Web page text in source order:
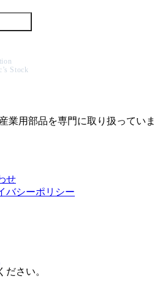
業用部品を専門に取り扱っていま
せ
バシーポリシー
さい。